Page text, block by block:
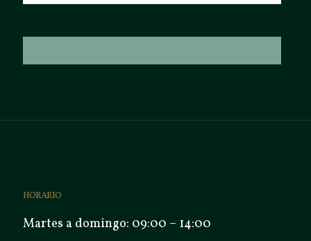
HORARIO
Martes a domingo: 09:00 – 14:00